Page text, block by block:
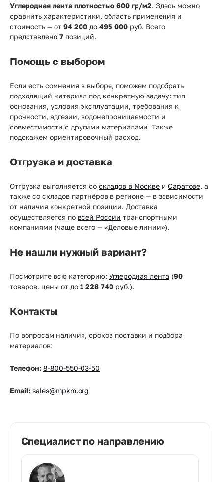
Углеродная лента плотностью 600 гр/м2. Здесь можно
сравнить характеристики, область применения и
стоимость — от 94 200 до 495 000 руб. Всего
представлено 7 позиций.
Помощь с выбором
Если есть сомнения в выборе, поможем подобрать
подходящий материал под конкретную задачу: тип
основания, условия эксплуатации, требования к
прочности, адгезии, водонепроницаемости и
совместимости с другими материалами. Также
подскажем ориентировочный расход.
Отгрузка и доставка
Отгрузка выполняется со складов в Москве и Саратове, а
также со складов партнёров в регионе — в зависимости
от наличия конкретной позиции. Доставка
осуществляется по всей России транспортными
компаниями (чаще всего — «Деловые линии»).
Не нашли нужный вариант?
Посмотрите всю категорию: Углеродная лента (90
товаров, цены от до 1 228 740 руб.).
Контакты
По вопросам наличия, сроков поставки и подбора
материалов:
Телефон: 8-800-550-03-50
Email: sales@mpkm.org
Специалист по направлению